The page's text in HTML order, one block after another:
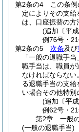
第2条の4
この条
定によりその支給
は、口座振替の方
(追加〔平
例76号・
第2条の5
次条及び
「一般の退職手
職手当は、職員が
なければならない。
る退職手当の支
い場合その他特別
(追加〔平
例62号・
第2章
一般
(一般の退職手当)